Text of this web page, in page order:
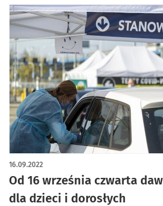
Od 16 września czwarta
dla dzieci i dorosłych
16.09.2022